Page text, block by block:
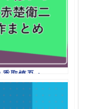
取慎吾・